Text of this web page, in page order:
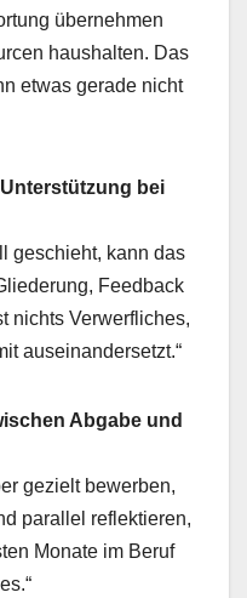
übernehmen
haushalten. Das
etwas gerade nicht
bei
geschieht, kann das
Feedback
nichts Verwerfliches,
auseinandersetzt.“
Abgabe und
gezielt bewerben,
parallel reflektieren,
Monate im Beruf